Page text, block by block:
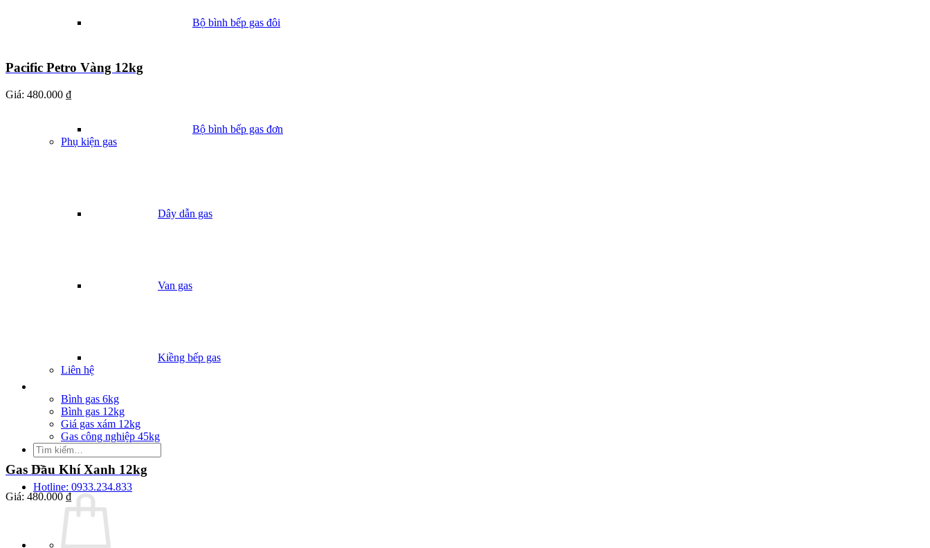
Bộ bình bếp gas đôi
Bộ bình bếp gas đơn
Phụ kiện gas
Dây dẫn gas
Van gas
Kiềng bếp gas
Liên hệ
Bình gas 6kg
Bình gas 12kg
Giá gas xám 12kg
Gas công nghiệp 45kg
Tìm
kiếm:
Hotline: 0933.234.833
Pacific Petro Vàng 12kg
Giá: 480.000 ₫
Gas Dầu Khí Xanh 12kg
Giá: 480.000 ₫